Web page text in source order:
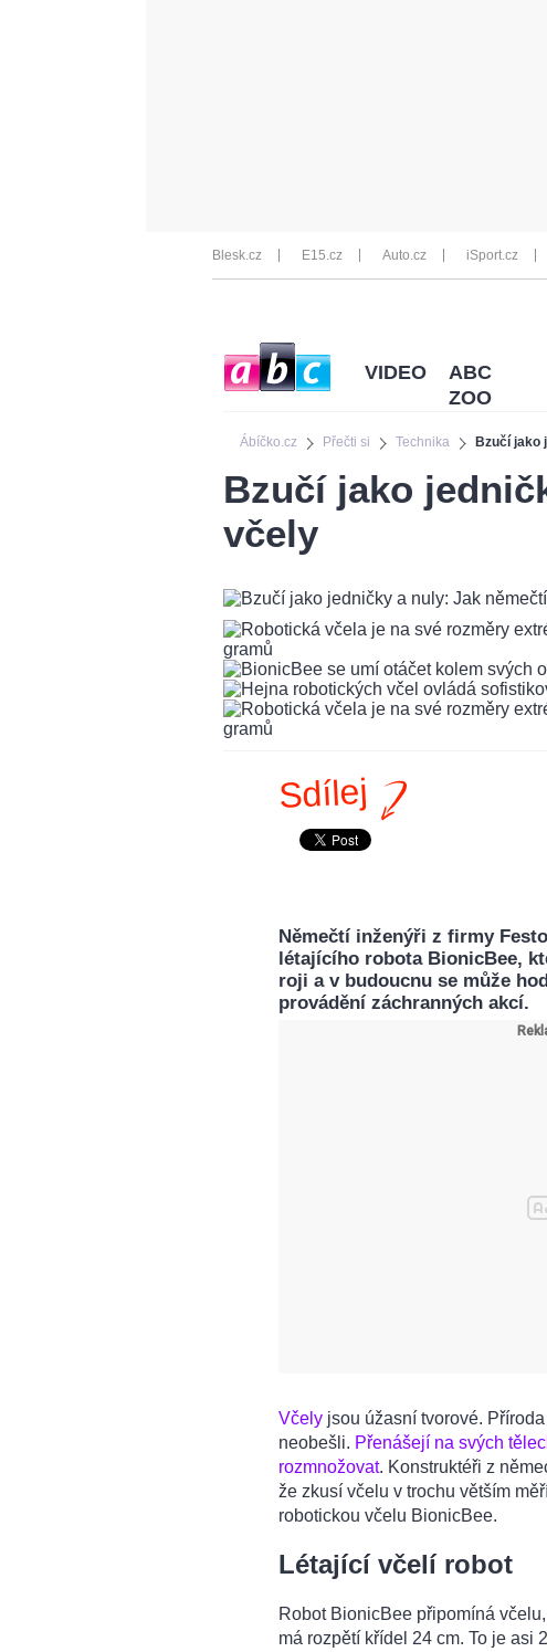
Blesk.cz E15.cz Auto.cz iSport.cz
Ábíčko.cz Přečti si Technika Bzučí jako
VIDEO
ABC
ZOO
Bzučí jako
včely
Sdílej
Němečtí inženýři z firmy
létajícího robota BionicBee,
roji a v budoucnu se může
provádění záchranných akcí.
Včely jsou úžasní tvorové.
neobešli. Přenášejí na svých
rozmnožovat. Konstruktéři z
že zkusí včelu v trochu větším
robotickou včelu BionicBee.
Létající včelí robot
Robot BionicBee připomíná
má rozpětí křídel 24 cm. To je asi